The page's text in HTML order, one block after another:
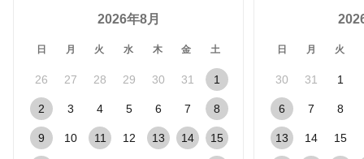
2026年8月
日 月 火 水 木 金 土
26 27 28 29 30 31 1
2 3 4 5 6 7 8
9 10 11 12 13 14 15
日 月 火
30 31 1
6 7 8
13 14 15